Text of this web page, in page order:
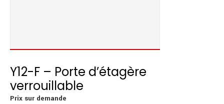
Y12-F – Porte d’étagère
verrouillable
Prix sur demande